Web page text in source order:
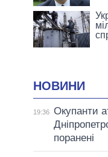
НОВИНИ
19:36 Окупанти
поранені